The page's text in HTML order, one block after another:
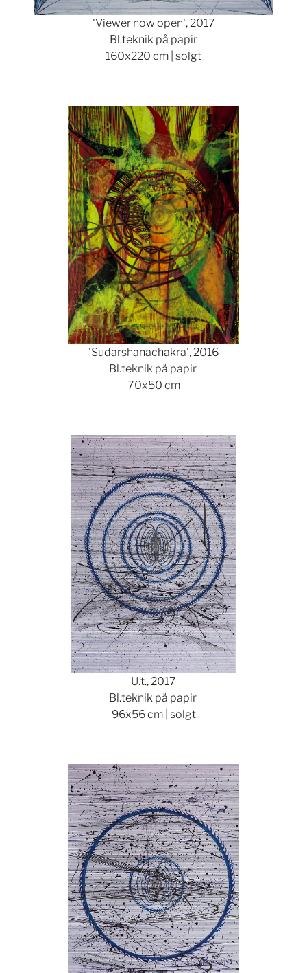
'Viewer now open', 2017
Bl.teknik på papir
160x220 cm | solgt
Show larger version
'Sudarshanachakra', 2016
Bl.teknik på papir
70x50 cm
Show larger version
U.t., 2017
Bl.teknik på papir
96x56 cm | solgt
Show larger version